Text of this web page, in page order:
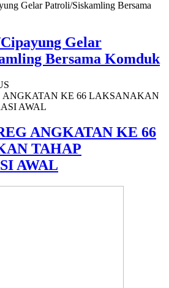
Gelar
Bersama Komduk
ANGKATAN KE 66
TAHAP
AWAL